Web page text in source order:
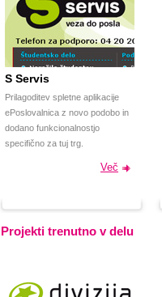
S Servis
Prilagoditev spletne aplikacije
ePoslovalnica z novo podobo in
dodano funkcionalnostjo
specifično za tuj trg.
Več
Projekti trenutno v delu